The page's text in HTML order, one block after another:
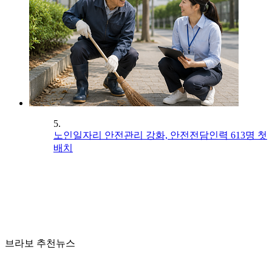
5.
노인일자리 안전관리 강화, 안전전담인력 613명 첫
배치
브라보 추천뉴스